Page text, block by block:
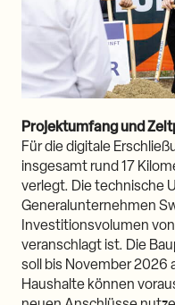
Projektumfang und
Für die digitale
insgesamt rund 17
verlegt. Die technische
Generalunternehmen
Investitionsvolumen
veranschlagt ist. Die
soll bis November 2026
Haushalte können